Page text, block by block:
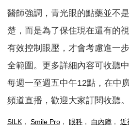
醫師強調，青光眼的點藥並不
楚，而是為了保住現在還有的
有效控制眼壓，才會考慮進一
全範圍。更多詳細內容可收聽
每週一至週五中午12點，在中
頻道直播，歡迎大家訂閱收聽。
SILK ， Smile Pro ， 眼科 ， 白內障 ， 近